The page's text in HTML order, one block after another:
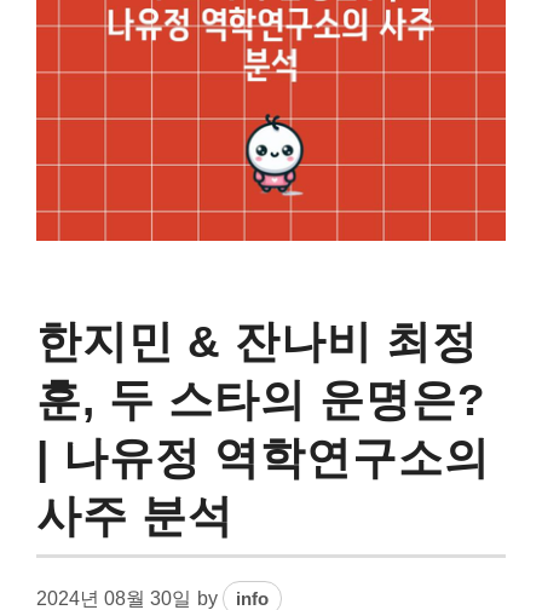
한지민 & 잔나비 최정
훈, 두 스타의 운명은?
| 나유정 역학연구소의
사주 분석
2024년 08월 30일 by info